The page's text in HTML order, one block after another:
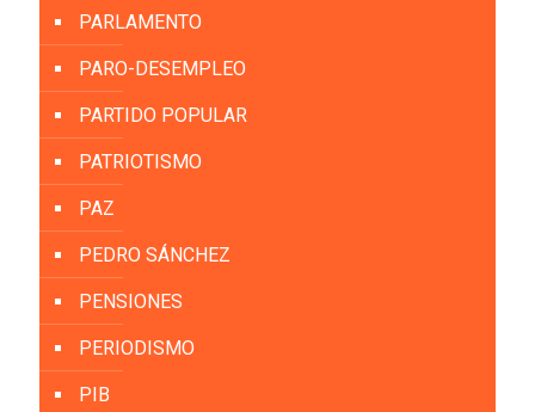
PARLAMENTO
PARO-DESEMPLEO
PARTIDO POPULAR
PATRIOTISMO
PAZ
PEDRO SÁNCHEZ
PENSIONES
PERIODISMO
PIB